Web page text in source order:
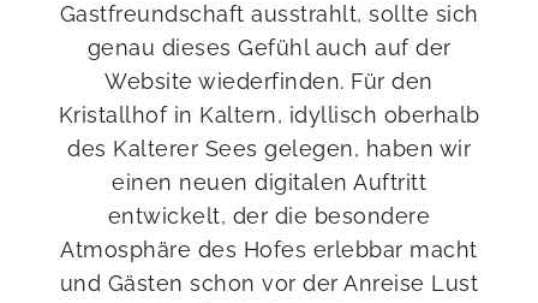
Gastfreundschaft ausstrahlt, sollte sich
genau dieses Gefühl auch auf der
Website wiederfinden. Für den
Kristallhof in Kaltern, idyllisch oberhalb
des Kalterer Sees gelegen, haben wir
einen neuen digitalen Auftritt
entwickelt, der die besondere
Atmosphäre des Hofes erlebbar macht
und Gästen schon vor der Anreise Lust